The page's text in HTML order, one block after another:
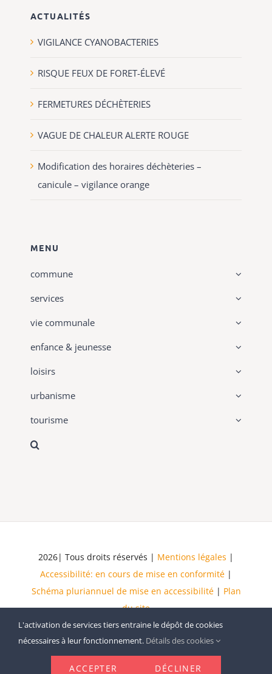
ACTUALITÉS
VIGILANCE CYANOBACTERIES
RISQUE FEUX DE FORET-ÉLEVÉ
FERMETURES DÉCHÈTERIES
VAGUE DE CHALEUR ALERTE ROUGE
Modification des horaires déchèteries –
canicule – vigilance orange
MENU
commune
services
vie communale
enfance & jeunesse
loisirs
urbanisme
tourisme
2026| Tous droits réservés | Mentions légales |
Accessibilité: en cours de mise en conformité |
Schéma pluriannuel de mise en accessibilité | Plan
du site
L'activation de services tiers entraine le dépôt de cookies
nécessaires à leur fonctionnement. Détails des cookies
ACCEPTER DÉCLINER